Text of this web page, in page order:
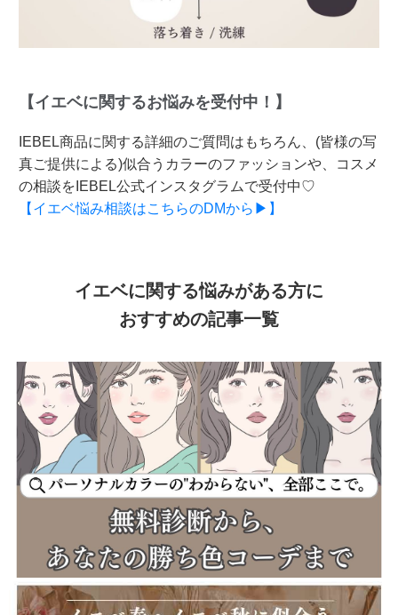
【イエベに関するお悩みを受付中！】
IEBEL商品に関する詳細のご質問はもちろん、(皆様の写
真ご提供による)似合うカラーのファッションや、コスメ
の相談をIEBEL公式インスタグラムで受付中♡
【イエベ悩み相談はこちらのDMから▶】
イエベに関する悩みがある方に
おすすめの記事一覧